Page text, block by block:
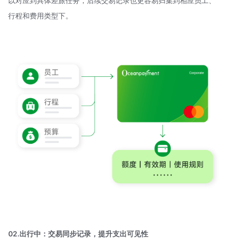
行程和费用类型下。
02.出行中：交易同步记录，提升支出可见性